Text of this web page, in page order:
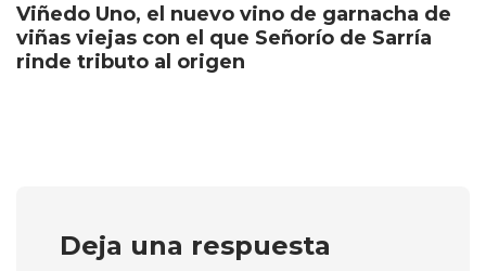
Viñedo Uno, el nuevo vino de garnacha de
viñas viejas con el que Señorío de Sarría
rinde tributo al origen
Deja una respuesta